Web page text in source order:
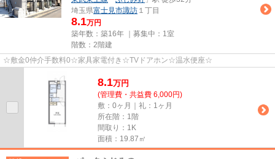
埼玉県富士見市諏訪 １丁目
8.1万円
築年数：築16年 ｜募集中： 1室
階数：2階建
☆敷金0仲介手数料0☆家具家電付き☆TVドアホン☆温水便座☆
8.1万円
(管理費・共益費 6,000円)
敷：0ヶ月｜礼：1ヶ月
所在階：1階
間取り：1K
面積：19.87㎡